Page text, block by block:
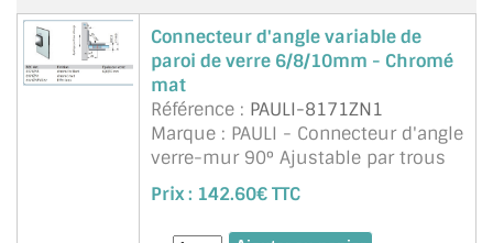
Connecteur d'angle variable de
paroi de verre 6/8/10mm - Chromé
mat
Référence : PAULI-8171ZN1
Marque : PAULI - Connecteur d'angle
verre-mur 90° Ajustable par trous
oblong avec cache-vis Angle du
connecteur ajustable en continu
60°-100°
Prix : 142.60€ TTC